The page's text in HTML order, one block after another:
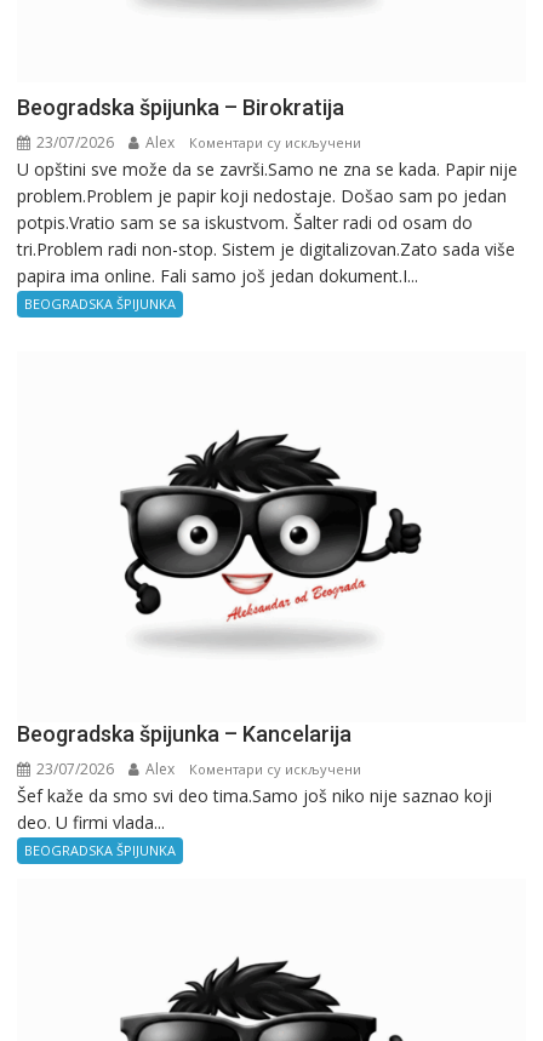
Beogradska špijunka – Birokratija
23/07/2026 Alex Коментари су искључени
Beogradska
špijunka
–
Birokratija
U opštini sve može da se završi.Samo ne zna se kada. Papir nije
problem.Problem je papir koji nedostaje. Došao sam po jedan
potpis.Vratio sam se sa iskustvom. Šalter radi od osam do
tri.Problem radi non-stop. Sistem je digitalizovan.Zato sada više
papira ima online. Fali samo još jedan dokument.I...
BEOGRADSKA ŠPIJUNKA
Beogradska špijunka – Kancelarija
23/07/2026 Alex Коментари су искључени
Beogradska
Šef kaže da smo svi deo tima.Samo još niko nije saznao koji
deo. U firmi vlada...
BEOGRADSKA ŠPIJUNKA